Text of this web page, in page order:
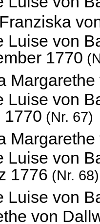
Luise von
1770
Luise von
1770 (Nr. 67)
Luise von
1776 (Nr. 68)
Luise von
von